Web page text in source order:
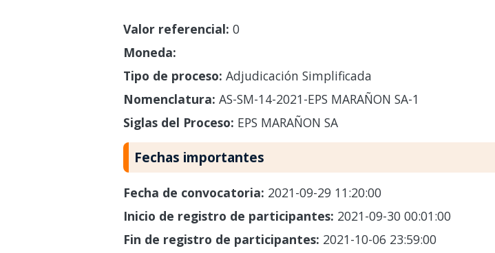
Valor referencial: 0
Moneda:
Tipo de proceso: Adjudicación Simplificada
Nomenclatura: AS-SM-14-2021-EPS MARAÑON SA-1
Siglas del Proceso: EPS MARAÑON SA
Fechas importantes
Fecha de convocatoria: 2021-09-29 11:20:00
Inicio de registro de participantes: 2021-09-30 00:01:00
Fin de registro de participantes: 2021-10-06 23:59:00